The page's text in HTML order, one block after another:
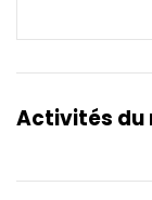
Activités du